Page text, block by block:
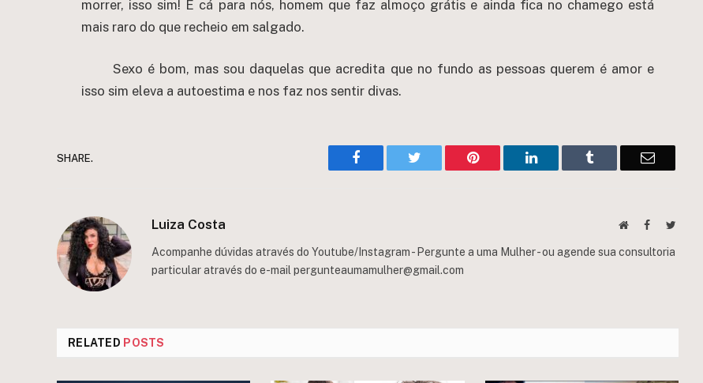
morrer, isso sim! E cá para nós, homem que faz almoço grátis e ainda fica no chamego está
mais raro do que recheio em salgado.
Sexo é bom, mas sou daquelas que acredita que no fundo as pessoas querem é amor e
isso sim eleva a autoestima e nos faz nos sentir divas.
SHARE. Facebook Twitter Pinterest LinkedIn Tumblr Email
Luiza Costa WebsiteFacebookTwitter
Acompanhe dúvidas através do Youtube/Instagram - Pergunte a uma Mulher - ou agende sua consultoria
particular através do e-mail pergunteaumamulher@gmail.com
RELATED POSTS